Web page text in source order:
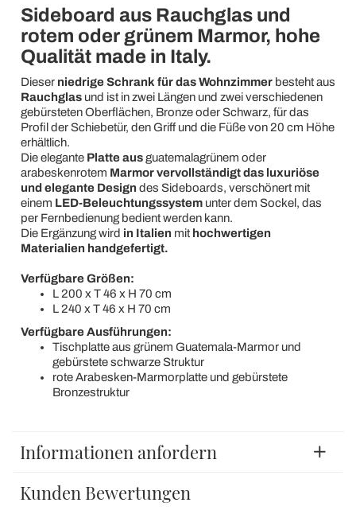
Sideboard aus Rauchglas und
rotem oder grünem Marmor, hohe
Qualität made in Italy.
Dieser niedrige Schrank für das Wohnzimmerbesteht aus
Rauchglasund ist in zwei Längen und zwei verschiedenen
gebürsteten Oberflächen, Bronze oder Schwarz, für das
Profil der Schiebetür, den Griff und die Füße von 20 cm Höhe
erhältlich.
Die elegante Platte ausguatemalagrünem oder
arabeskenrotem Marmor vervollständigt das luxuriöse
und elegante Design des Sideboards, verschönert mit
einem LED-Beleuchtungssystemunter dem Sockel, das
per Fernbedienung bedient werden kann.
Die Ergänzung wird in Italien mit hochwertigen
Materialien handgefertigt.
Verfügbare Größen:
L 200 x T 46 x H 70 cm
L 240 x T 46 x H 70 cm
Verfügbare Ausführungen:
Tischplatte aus grünem Guatemala-Marmor und
gebürstete schwarze Struktur
rote Arabesken-Marmorplatte und gebürstete
Bronzestruktur
Informationen anfordern
Kunden Bewertungen